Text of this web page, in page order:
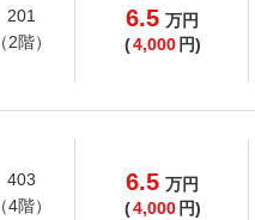
201
（2階）
6.5 万円
(4,000 円)
403
（4階）
6.5 万円
(4,000 円)